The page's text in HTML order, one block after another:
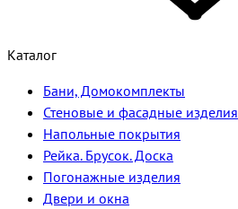
Каталог
Бани, Домокомплекты
Стеновые и фасадные изделия
Напольные покрытия
Рейка. Брусок. Доска
Погонажные изделия
Двери и окна